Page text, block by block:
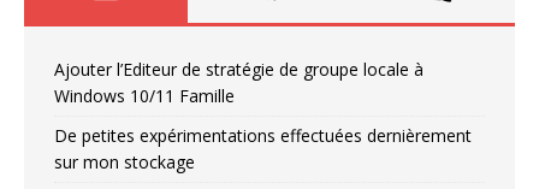
Ajouter l’Editeur de stratégie de groupe locale à
Windows 10/11 Famille
De petites expérimentations effectuées dernièrement
sur mon stockage